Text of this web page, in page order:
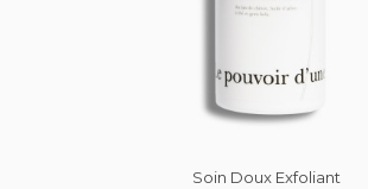
Soin Doux Exfoliant